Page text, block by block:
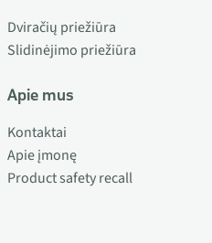
Dviračių priežiūra
Slidinėjimo priežiūra
Apie mus
Kontaktai
Apie įmonę
Product safety recall